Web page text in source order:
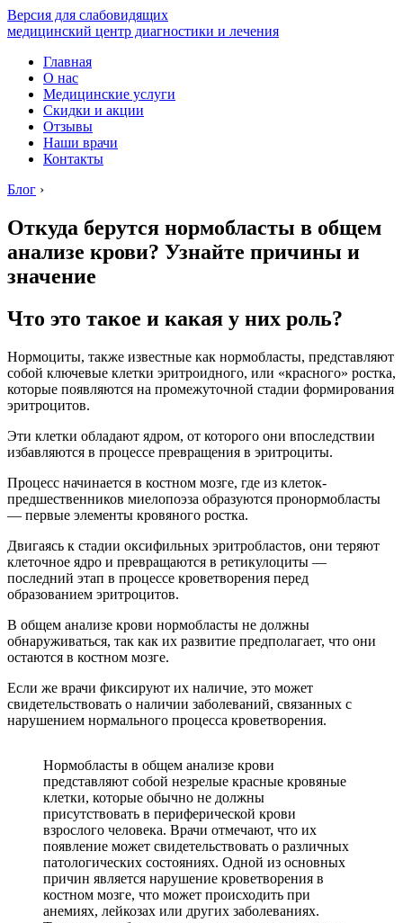
Версия для слабовидящих
медицинский центр диагностики и лечения
Главная
О нас
Медицинские услуги
Скидки и акции
Отзывы
Наши врачи
Контакты
Блог ›
Откуда берутся нормобласты в общем
анализе крови? Узнайте причины и
значение
Что это такое и какая у них роль?
Нормоциты, также известные как нормобласты, представляют
собой ключевые клетки эритроидного, или «красного» ростка,
которые появляются на промежуточной стадии формирования
эритроцитов.
Эти клетки обладают ядром, от которого они впоследствии
избавляются в процессе превращения в эритроциты.
Процесс начинается в костном мозге, где из клеток-
предшественников миелопоэза образуются пронормобласты
— первые элементы кровяного ростка.
Двигаясь к стадии оксифильных эритробластов, они теряют
клеточное ядро и превращаются в ретикулоциты —
последний этап в процессе кроветворения перед
образованием эритроцитов.
В общем анализе крови нормобласты не должны
обнаруживаться, так как их развитие предполагает, что они
остаются в костном мозге.
Если же врачи фиксируют их наличие, это может
свидетельствовать о наличии заболеваний, связанных с
нарушением нормального процесса кроветворения.
Нормобласты в общем анализе крови
представляют собой незрелые красные кровяные
клетки, которые обычно не должны
присутствовать в периферической крови
взрослого человека. Врачи отмечают, что их
появление может свидетельствовать о различных
патологических состояниях. Одной из основных
причин является нарушение кроветворения в
костном мозге, что может происходить при
анемиях, лейкозах или других заболеваниях.